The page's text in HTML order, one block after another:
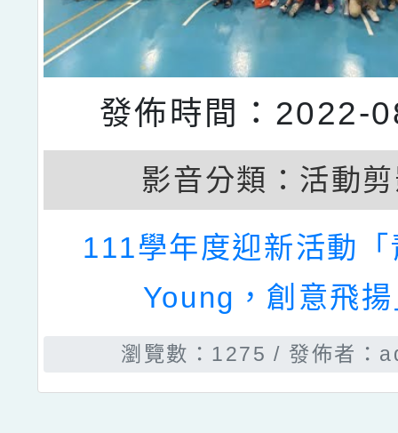
發佈時間：2022-
影音分類： 活動
111學年度迎新活動
Young，創意飛
瀏覽數：1275 發佈者：